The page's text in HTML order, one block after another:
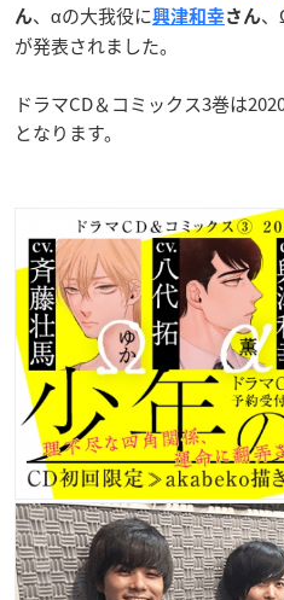
ん、αの大我役に興津和幸さん
が発表されました。
ドラマCD＆コミックス3巻は
となります。